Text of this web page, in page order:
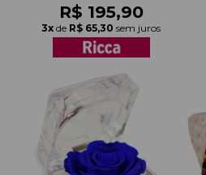
R$ 195,90
3x de R$ 65,30 sem juros